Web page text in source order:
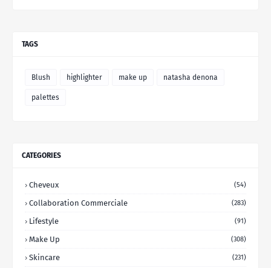
TAGS
Blush highlighter make up natasha denona
palettes
CATEGORIES
Cheveux (54)
Collaboration Commerciale (283)
Lifestyle (91)
Make Up (308)
Skincare (231)